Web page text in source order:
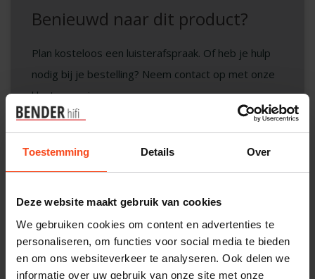
Toestemming Details Over
Deze website maakt gebruik van cookies
We gebruiken cookies om content en advertenties te
personaliseren, om functies voor social media te bieden
en om ons websiteverkeer te analyseren. Ook delen we
informatie over uw gebruik van onze site met onze
Benieuwd naar dit product?
Plan kosteloos een luisterafspraak. Of heb je hulp
nodig bij je bestelling? Neem contact op met onze
klantenservice.
Interesse in product
Maak een luisterafspraak
Productomschrijving
Reviews